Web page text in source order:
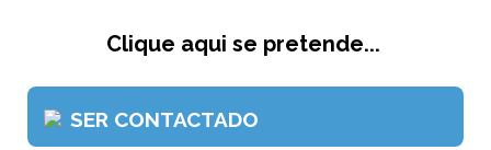
Clique aqui se pretende...
SER CONTACTADO